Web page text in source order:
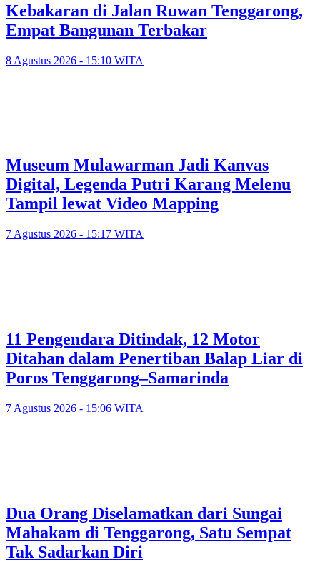
Kebakaran di Jalan Ruwan Tenggarong,
Empat Bangunan Terbakar
8 Agustus 2026 - 15:10 WITA
Museum Mulawarman Jadi Kanvas
Digital, Legenda Putri Karang Melenu
Tampil lewat Video Mapping
7 Agustus 2026 - 15:17 WITA
11 Pengendara Ditindak, 12 Motor
Ditahan dalam Penertiban Balap Liar di
Poros Tenggarong–Samarinda
7 Agustus 2026 - 15:06 WITA
Dua Orang Diselamatkan dari Sungai
Mahakam di Tenggarong, Satu Sempat
Tak Sadarkan Diri